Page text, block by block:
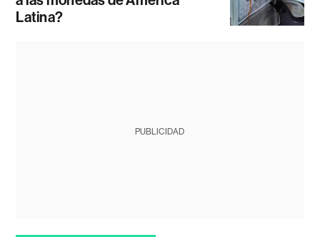
Latina?
PUBLICIDAD